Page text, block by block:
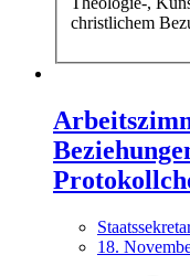
christlichem
18.